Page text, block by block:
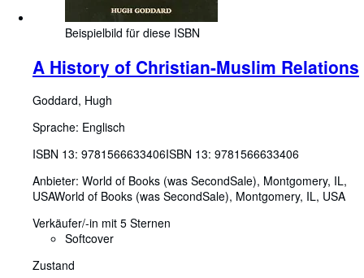
Beispielbild für diese ISBN
A History of Christian-Muslim Relations
Goddard, Hugh
Sprache: Englisch
ISBN 13: 9781566633406ISBN 13: 9781566633406
Anbieter: World of Books (was SecondSale), Montgomery, IL,
USAWorld of Books (was SecondSale), Montgomery, IL, USA
Verkäufer/-in mit 5 Sternen
Softcover
Zustand